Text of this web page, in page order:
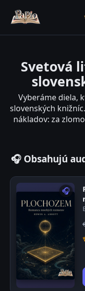
Svetová
Vyberáme diela,
slovenských
nákladov: za
🎧 Obsahujú
🎧